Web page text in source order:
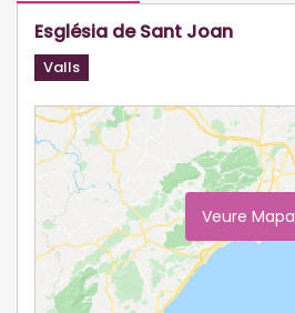
Església de Sant Joan
Valls
Veure Mapa